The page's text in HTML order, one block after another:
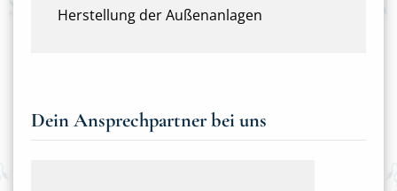
Herstellung der Außenanlagen
Dein Ansprechpartner bei uns